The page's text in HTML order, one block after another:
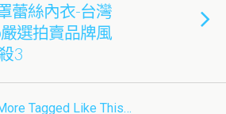
蕾絲內衣-台灣
選拍賣品牌風
3
Tagged Like This…